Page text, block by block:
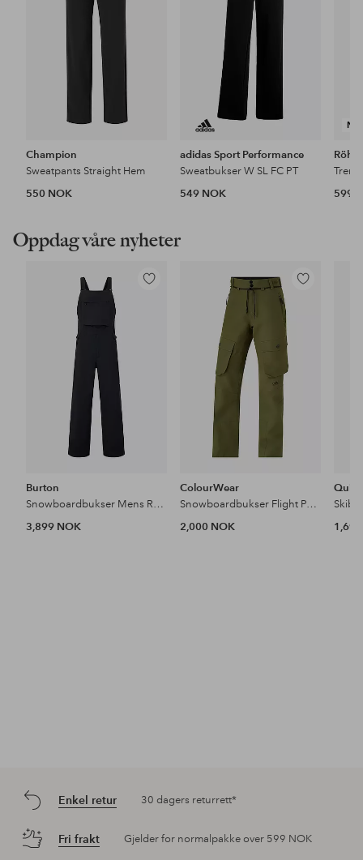
Champion
Sweatpants Straight Hem
550 NOK
adidas Sport Performance
Sweatbukser W SL FC PT
549 NOK
599
Oppdag våre nyheter
Legg
Burton
Snowboardbukser Mens Reserve Bib Pants
3,899 NOK
Legg
ColourWear
Snowboardbukser Flight Pants
2,000 NOK
Enkel retur 30 dagers returrett*
Fri frakt Gjelder for normalpakke over 599 NOK